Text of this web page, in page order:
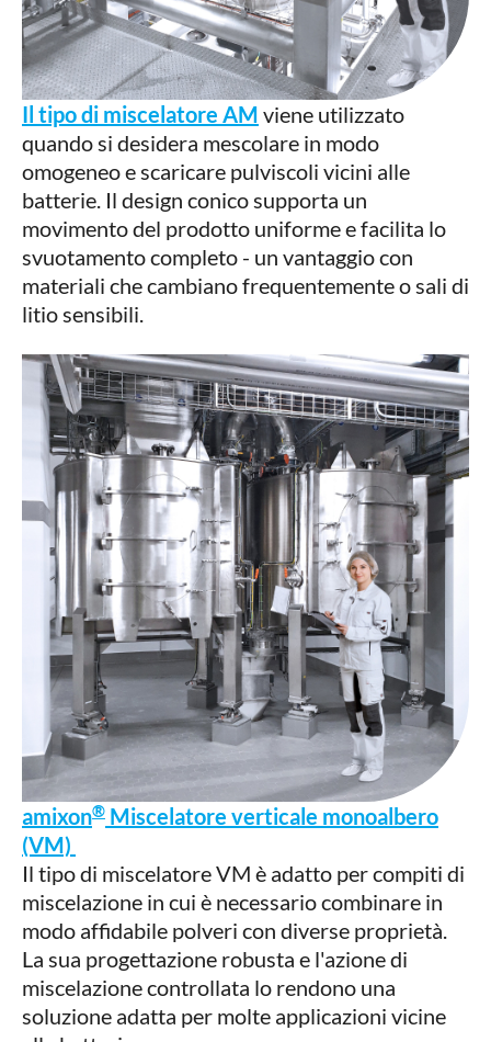
Il tipo di miscelatore AM viene utilizzato
quando si desidera mescolare in modo
omogeneo e scaricare pulviscoli vicini alle
batterie. Il design conico supporta un
movimento del prodotto uniforme e facilita lo
svuotamento completo - un vantaggio con
materiali che cambiano frequentemente o sali di
litio sensibili.
amixon® Miscelatore verticale monoalbero
(VM)
Il tipo di miscelatore VM è adatto per compiti di
miscelazione in cui è necessario combinare in
modo affidabile polveri con diverse proprietà.
La sua progettazione robusta e l'azione di
miscelazione controllata lo rendono una
soluzione adatta per molte applicazioni vicine